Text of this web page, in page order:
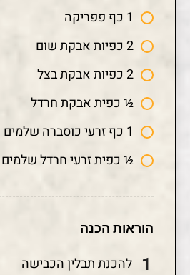
1 כף פפריקה
2 כפיות אבקת שום
2 כפיות אבקת בצל
½ כפית אבקת חרדל
1 כף זרעי כוסברה שלמים
½ כפית זרעי חרדל שלמים
הוראות הכנה
להכנת תבלין הכבישה